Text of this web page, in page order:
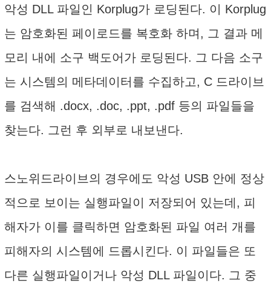
악성 DLL 파일인 Korplug가 로딩된다. 이 Korplug
는 암호화된 페이로드를 복호화 하며, 그 결과 메
모리 내에 소구 백도어가 로딩된다. 그 다음 소구
는 시스템의 메타데이터를 수집하고, C 드라이브
를 검색해 .docx, .doc, .ppt, .pdf 등의 파일들을
찾는다. 그런 후 외부로 내보낸다.
스노위드라이브의 경우에도 악성 USB 안에 정상
적으로 보이는 실행파일이 저장되어 있는데, 피
해자가 이를 클릭하면 암호화된 파일 여러 개를
피해자의 시스템에 드롭시킨다. 이 파일들은 또
다른 실행파일이거나 악성 DLL 파일이다. 그 중